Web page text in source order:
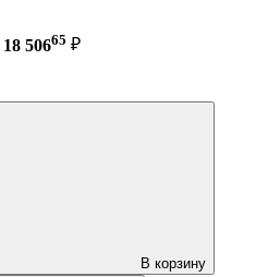
18 50665 ₽
В корзину